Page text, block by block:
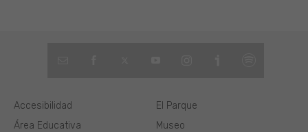
El Parque
Museo
Área Educativa
Accesibilidad